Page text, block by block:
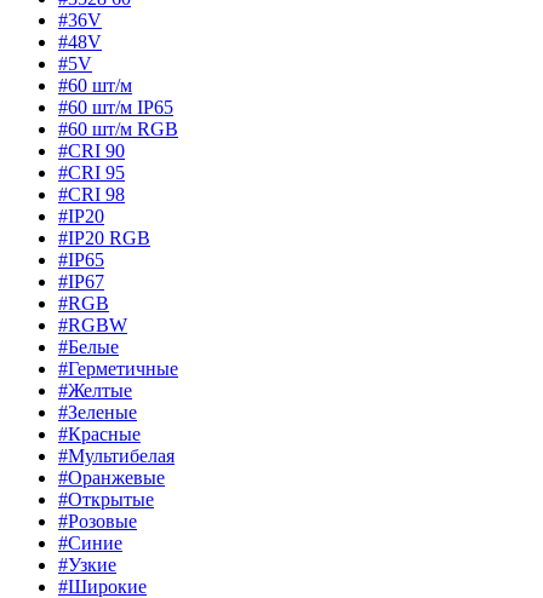
#36V
#48V
#5V
#60 шт/м
#60 шт/м IP65
#60 шт/м RGB
#CRI 90
#CRI 95
#CRI 98
#IP20
#IP20 RGB
#IP65
#IP67
#RGB
#RGBW
#Белые
#Герметичные
#Желтые
#Зеленые
#Красные
#Мультибелая
#Оранжевые
#Открытые
#Розовые
#Синие
#Узкие
#Широкие